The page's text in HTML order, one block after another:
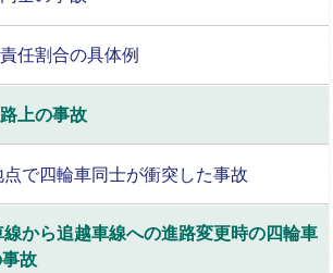
任割合の具体例
上の事故
で四輪車同士が衝突した事故
線から追越車線への進路変更時の四輪車
故